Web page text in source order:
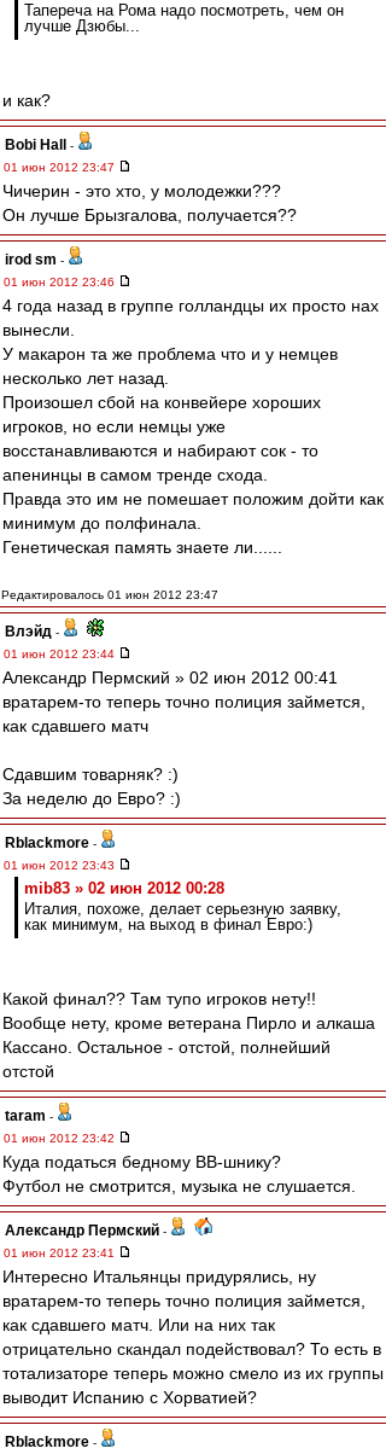
Тапереча на Рома надо посмотреть, чем он
лучше Дзюбы...
и как?
Bobi Hall
-
01 июн 2012 23:47
Чичерин - это хто, у молодежки???
Он лучше Брызгалова, получается??
irod sm -
01 июн 2012 23:46
4 года назад в группе голландцы их просто нах
вынесли.
У макарон та же проблема что и у немцев
несколько лет назад.
Произошел сбой на конвейере хороших
игроков, но если немцы уже
восстанавливаются и набирают сок - то
апенинцы в самом тренде схода.
Правда это им не помешает положим дойти как
минимум до полфинала.
Генетическая память знаете ли......
Редактировалось 01 июн 2012 23:47
Влэйд -
01 июн 2012 23:44
Александр Пермский » 02 июн 2012 00:41
вратарем-то теперь точно полиция займется,
как сдавшего матч
Сдавшим товарняк? :)
За неделю до Евро? :)
Rblackmore -
01 июн 2012 23:43
mib83 » 02 июн 2012 00:28
Италия, похоже, делает серьезную заявку,
как минимум, на выход в финал Евро:)
Какой финал?? Там тупо игроков нету!!
Вообще нету, кроме ветерана Пирло и алкаша
Кассано. Остальное - отстой, полнейший
отстой
taram -
01 июн 2012 23:42
Куда податься бедному ВВ-шнику?
Футбол не смотрится, музыка не слушается.
Александр Пермский -
01 июн 2012 23:41
Интересно Итальянцы придурялись, ну
вратарем-то теперь точно полиция займется,
как сдавшего матч. Или на них так
отрицательно скандал подействовал? То есть в
тотализаторе теперь можно смело из их группы
выводит Испанию с Хорватией?
Rblackmore -